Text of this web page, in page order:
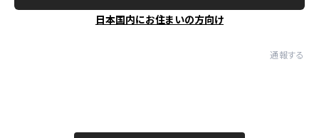
日本国内にお住まいの方向け
通報する